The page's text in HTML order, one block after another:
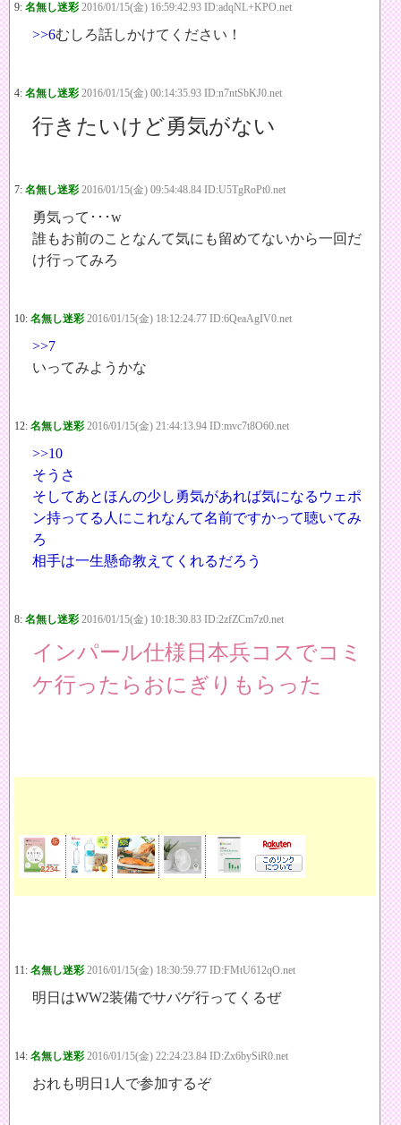
9: 名無し迷彩 2016/01/15(金) 16:59:42.93 ID:adqNL+KPO.net
>>6むしろ話しかけてください！
4: 名無し迷彩 2016/01/15(金) 00:14:35.93 ID:n7ntSbKJ0.net
行きたいけど勇気がない
7: 名無し迷彩 2016/01/15(金) 09:54:48.84 ID:U5TgRoPt0.net
勇気って･･･w
誰もお前のことなんて気にも留めてないから一回だ
け行ってみろ
10: 名無し迷彩 2016/01/15(金) 18:12:24.77 ID:6QeaAgIV0.net
>>7
いってみようかな
12: 名無し迷彩 2016/01/15(金) 21:44:13.94 ID:mvc7t8O60.net
>>10
そうさ
そしてあとほんの少し勇気があれば気になるウェポ
ン持ってる人にこれなんて名前ですかって聴いてみ
ろ
相手は一生懸命教えてくれるだろう
8: 名無し迷彩 2016/01/15(金) 10:18:30.83 ID:2zfZCm7z0.net
インパール仕様日本兵コスでコミ
ケ行ったらおにぎりもらった
11: 名無し迷彩 2016/01/15(金) 18:30:59.77 ID:FMtU612qO.net
明日はWW2装備でサバゲ行ってくるぜ
14: 名無し迷彩 2016/01/15(金) 22:24:23.84 ID:Zx6bySiR0.net
おれも明日1人で参加するぞ